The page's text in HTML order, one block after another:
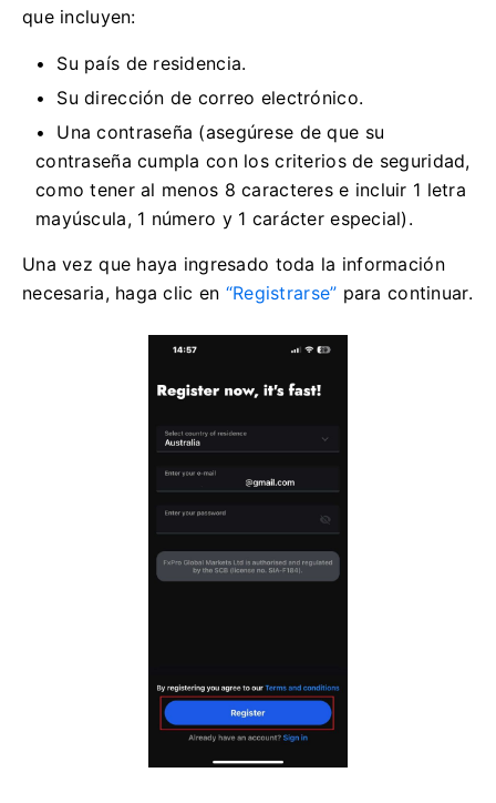
que incluyen:
Su país de residencia.
Su dirección de correo electrónico.
Una contraseña (asegúrese de que su
contraseña cumpla con los criterios de seguridad,
como tener al menos 8 caracteres e incluir 1 letra
mayúscula, 1 número y 1 carácter especial).
Una vez que haya ingresado toda la información
necesaria, haga clic en “Registrarse” para continuar.